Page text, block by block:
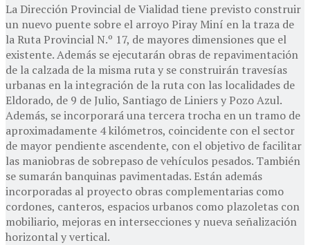
La Dirección Provincial de Vialidad tiene previsto construir
un nuevo puente sobre el arroyo Piray Miní en la traza de
la Ruta Provincial N.º 17, de mayores dimensiones que el
existente. Además se ejecutarán obras de repavimentación
de la calzada de la misma ruta y se construirán travesías
urbanas en la integración de la ruta con las localidades de
Eldorado, de 9 de Julio, Santiago de Liniers y Pozo Azul.
Además, se incorporará una tercera trocha en un tramo de
aproximadamente 4 kilómetros, coincidente con el sector
de mayor pendiente ascendente, con el objetivo de facilitar
las maniobras de sobrepaso de vehículos pesados. También
se sumarán banquinas pavimentadas. Están además
incorporadas al proyecto obras complementarias como
cordones, canteros, espacios urbanos como plazoletas con
mobiliario, mejoras en intersecciones y nueva señalización
horizontal y vertical.